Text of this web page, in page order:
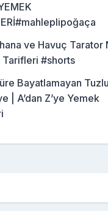
ve Havuç Tarator
Tarifleri #shorts
Bayatlamayan Tuzlu
| A’dan Z’ye Yemek